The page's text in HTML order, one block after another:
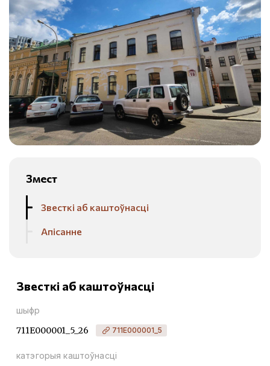
Змест
Звесткі аб каштоўнасці
Апісанне
Звесткі аб каштоўнасці
шыфр
711Е000001_5_26 711Е000001_5
катэгорыя каштоўнасці